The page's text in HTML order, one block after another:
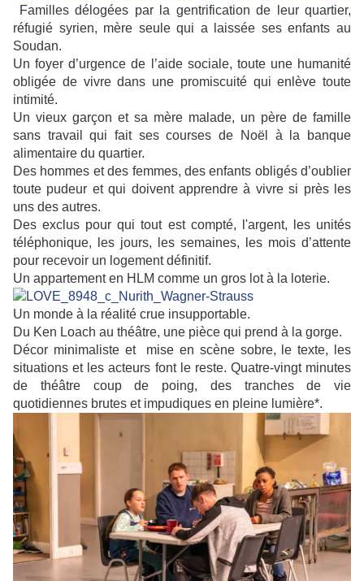
Familles délogées par la gentrification de leur quartier,
réfugié syrien, mère seule qui a laissée ses enfants au
Soudan.
Un foyer d’urgence de l’aide sociale, toute une humanité
obligée de vivre dans une promiscuité qui enlève toute
intimité.
Un vieux garçon et sa mère malade, un père de famille
sans travail qui fait ses courses de Noël à la banque
alimentaire du quartier.
Des hommes et des femmes, des enfants obligés d’oublier
toute pudeur et qui doivent apprendre à vivre si près les
uns des autres.
Des exclus pour qui tout est compté, l'argent, les unités
téléphonique, les jours, les semaines, les mois d’attente
pour recevoir un logement définitif.
Un appartement en HLM comme un gros lot à la loterie.
Un monde à la réalité crue insupportable.
Du Ken Loach au théâtre, une pièce qui prend à la gorge.
Décor minimaliste et mise en scène sobre, le texte, les
situations et les acteurs font le reste. Quatre-vingt minutes
de théâtre coup de poing, des tranches de vie
quotidiennes brutes et impudiques en pleine lumière*.